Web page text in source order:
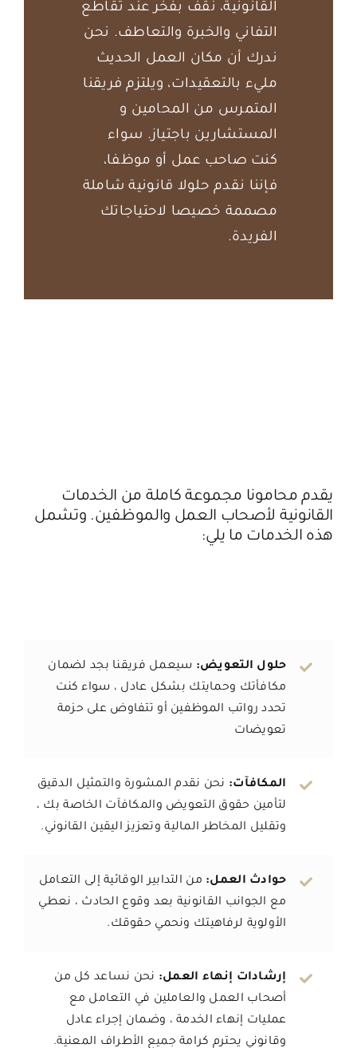
القانونية، نقف بفخر عند تقاطع
التفاني والخبرة والتعاطف. نحن
ندرك أن مكان العمل الحديث
مليء بالتعقيدات، ويلتزم فريقنا
المتمرس من المحامين و
المستشارين باجتياز. سواء
كنت صاحب عمل أو موظفا،
فإننا نقدم حلولا قانونية شاملة
مصممة خصيصا لاحتياجاتك
الفريدة.
يقدم محامونا مجموعة كاملة من الخدمات
القانونية لأصحاب العمل والموظفين. وتشمل
هذه الخدمات ما يلي:
حلول التعويض: سيعمل فريقنا بجد لضمان
مكافأتك وحمايتك بشكل عادل ، سواء كنت
تحدد رواتب الموظفين أو تتفاوض على حزمة
تعويضات
المكافآت: نحن نقدم المشورة والتمثيل الدقيق
لتأمين حقوق التعويض والمكافآت الخاصة بك ،
وتقليل المخاطر المالية وتعزيز اليقين القانوني.
حوادث العمل: من التدابير الوقائية إلى التعامل
مع الجوانب القانونية بعد وقوع الحادث ، نعطي
الأولوية لرفاهيتك ونحمي حقوقك.
إرشادات إنهاء العمل: نحن نساعد كل من
أصحاب العمل والعاملين في التعامل مع
عمليات إنهاء الخدمة ، وضمان إجراء عادل
وقانوني يحترم كرامة جميع الأطراف المعنية.